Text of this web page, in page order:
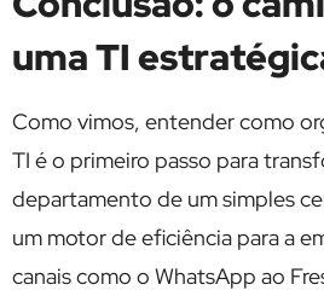
uma TI
Como vimos, entender como
TI é o primeiro passo para
departamento de um simples
um motor de eficiência para a
canais como o WhatsApp ao